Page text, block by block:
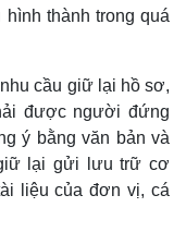
thành trong quá
cầu giữ lại hồ sơ,
được người đứng
ý bằng văn bản và
lại gửi lưu trữ cơ
liệu của đơn vị, cá